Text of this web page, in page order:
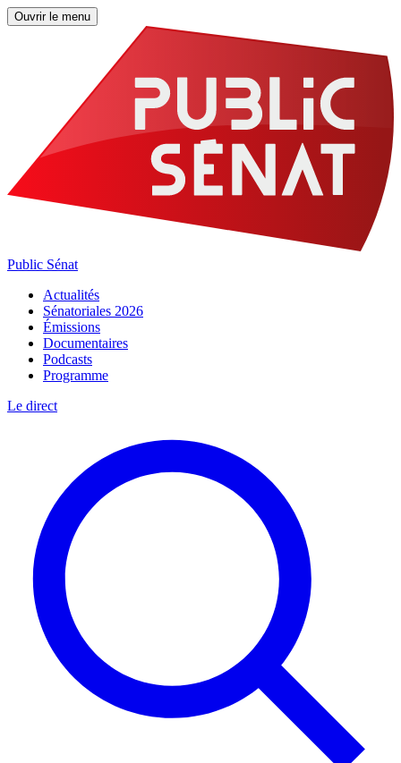
Ouvrir le menu
Public Sénat
Actualités
Sénatoriales 2026
Émissions
Documentaires
Podcasts
Programme
Le direct